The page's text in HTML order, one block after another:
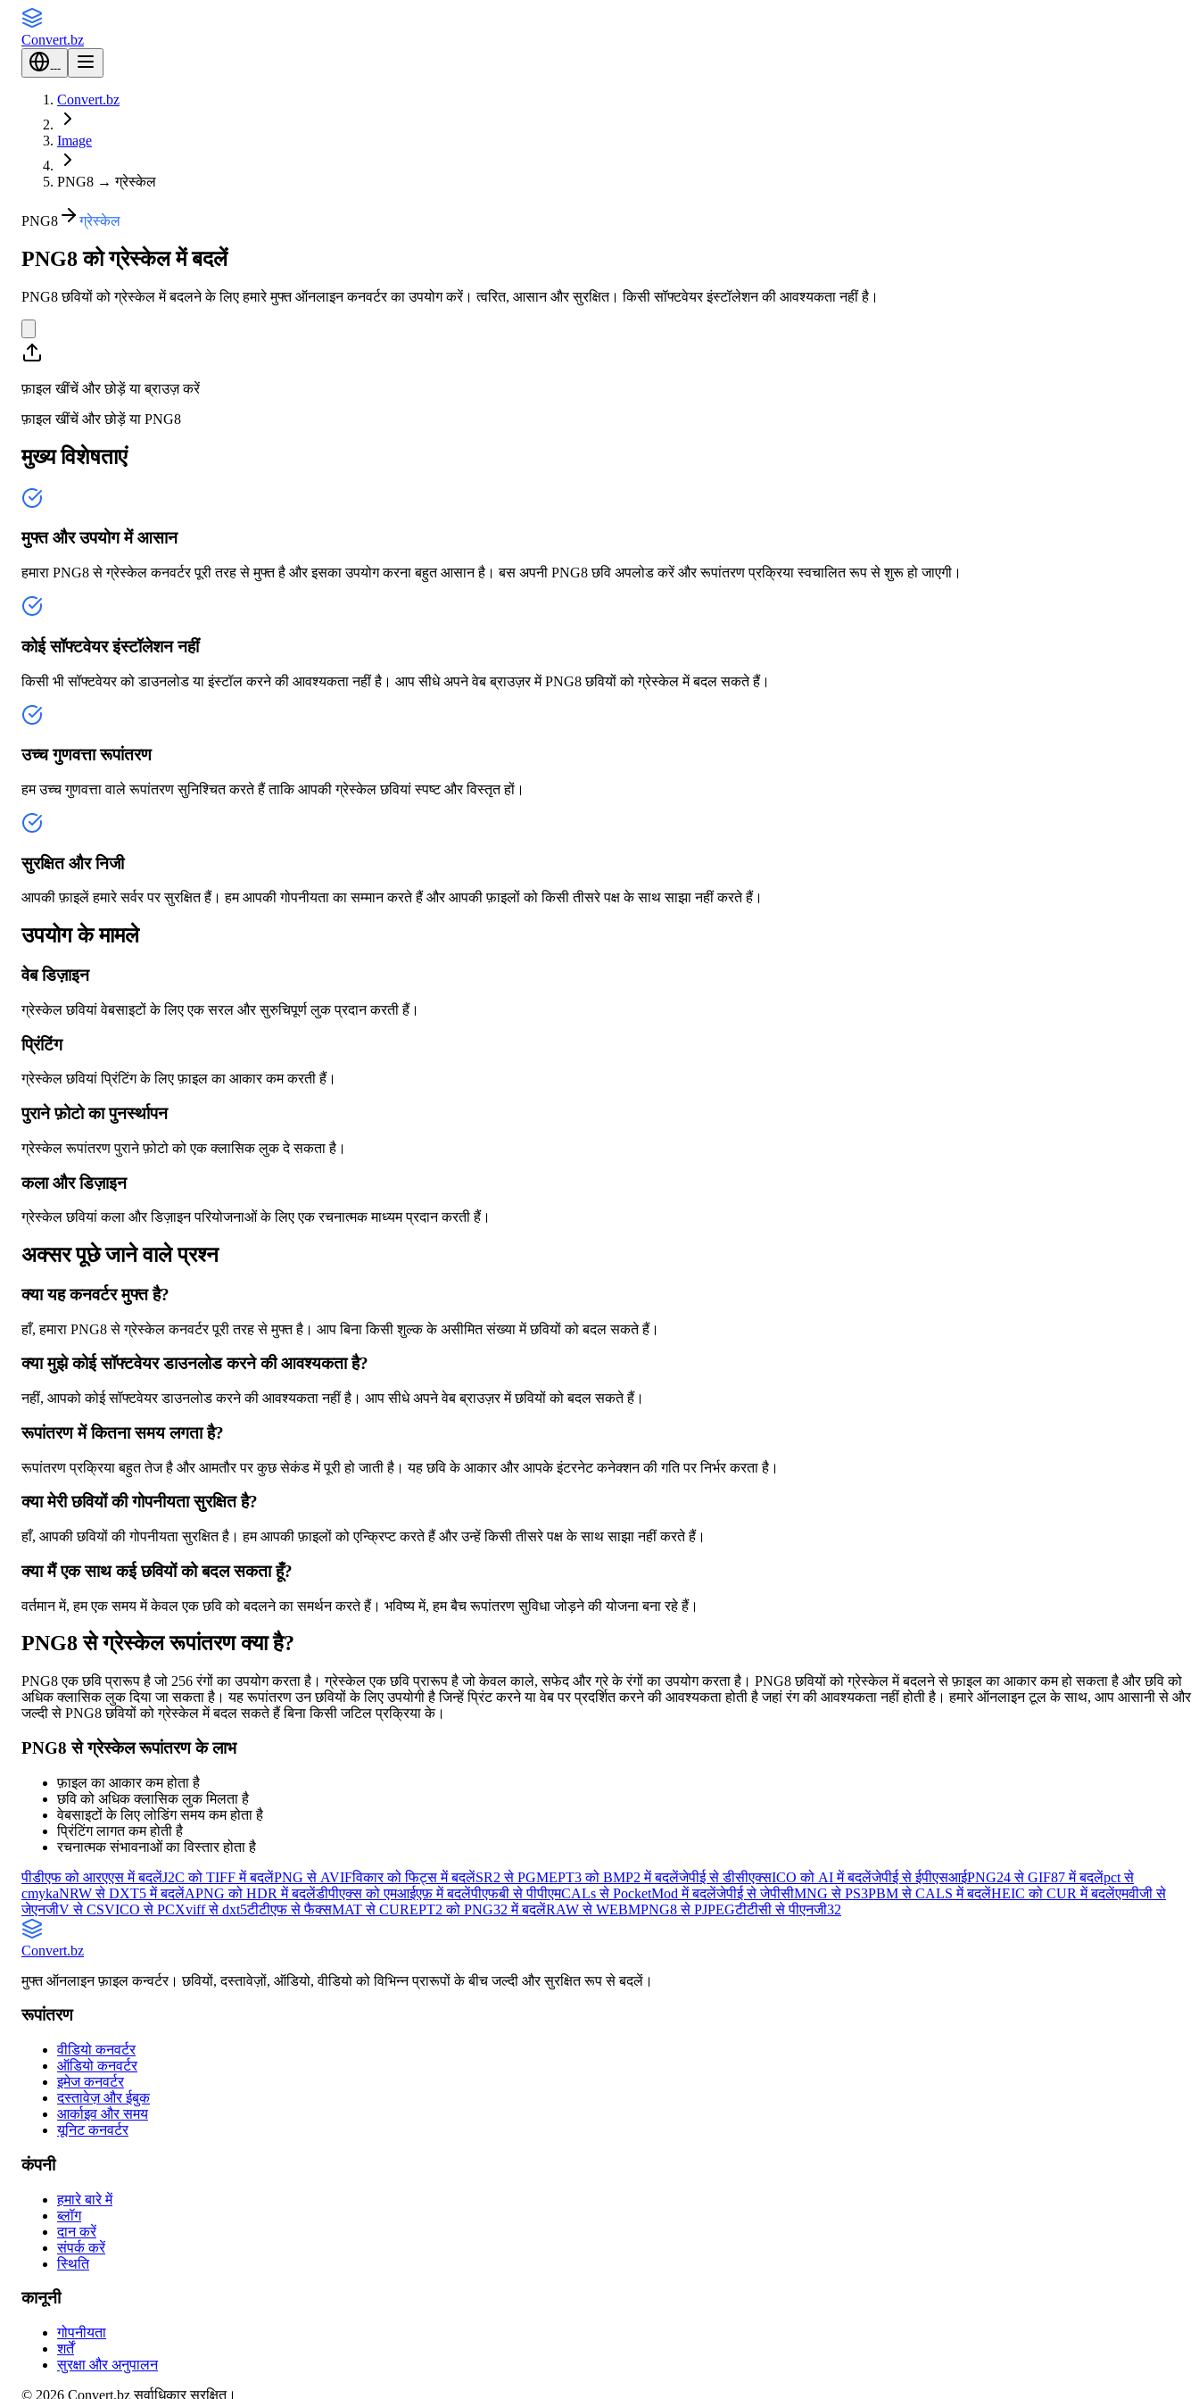
Convert.bz
---
Convert.bz
Image
PNG8 → ग्रेस्केल
PNG8 ग्रेस्केल
PNG8 को ग्रेस्केल में बदलें
PNG8 छवियों को ग्रेस्केल में बदलने के लिए हमारे मुफ्त ऑनलाइन कनवर्टर का उपयोग करें। त्वरित, आसान और सुरक्षित। किसी सॉफ्टवेयर इंस्टॉलेशन की आवश्यकता नहीं है।
फ़ाइल खींचें और छोड़ें या ब्राउज़ करें
फ़ाइल खींचें और छोड़ें या PNG8
मुख्य विशेषताएं
मुफ्त और उपयोग में आसान
हमारा PNG8 से ग्रेस्केल कनवर्टर पूरी तरह से मुफ्त है और इसका उपयोग करना बहुत आसान है। बस अपनी PNG8 छवि अपलोड करें और रूपांतरण प्रक्रिया स्वचालित रूप से शुरू हो जाएगी।
कोई सॉफ्टवेयर इंस्टॉलेशन नहीं
किसी भी सॉफ्टवेयर को डाउनलोड या इंस्टॉल करने की आवश्यकता नहीं है। आप सीधे अपने वेब ब्राउज़र में PNG8 छवियों को ग्रेस्केल में बदल सकते हैं।
उच्च गुणवत्ता रूपांतरण
हम उच्च गुणवत्ता वाले रूपांतरण सुनिश्चित करते हैं ताकि आपकी ग्रेस्केल छवियां स्पष्ट और विस्तृत हों।
सुरक्षित और निजी
आपकी फ़ाइलें हमारे सर्वर पर सुरक्षित हैं। हम आपकी गोपनीयता का सम्मान करते हैं और आपकी फ़ाइलों को किसी तीसरे पक्ष के साथ साझा नहीं करते हैं।
उपयोग के मामले
वेब डिज़ाइन
ग्रेस्केल छवियां वेबसाइटों के लिए एक सरल और सुरुचिपूर्ण लुक प्रदान करती हैं।
प्रिंटिंग
ग्रेस्केल छवियां प्रिंटिंग के लिए फ़ाइल का आकार कम करती हैं।
पुराने फ़ोटो का पुनर्स्थापन
ग्रेस्केल रूपांतरण पुराने फ़ोटो को एक क्लासिक लुक दे सकता है।
कला और डिज़ाइन
ग्रेस्केल छवियां कला और डिज़ाइन परियोजनाओं के लिए एक रचनात्मक माध्यम प्रदान करती हैं।
अक्सर पूछे जाने वाले प्रश्न
क्या यह कनवर्टर मुफ्त है?
हाँ, हमारा PNG8 से ग्रेस्केल कनवर्टर पूरी तरह से मुफ्त है। आप बिना किसी शुल्क के असीमित संख्या में छवियों को बदल सकते हैं।
क्या मुझे कोई सॉफ्टवेयर डाउनलोड करने की आवश्यकता है?
नहीं, आपको कोई सॉफ्टवेयर डाउनलोड करने की आवश्यकता नहीं है। आप सीधे अपने वेब ब्राउज़र में छवियों को बदल सकते हैं।
रूपांतरण में कितना समय लगता है?
रूपांतरण प्रक्रिया बहुत तेज है और आमतौर पर कुछ सेकंड में पूरी हो जाती है। यह छवि के आकार और आपके इंटरनेट कनेक्शन की गति पर निर्भर करता है।
क्या मेरी छवियों की गोपनीयता सुरक्षित है?
हाँ, आपकी छवियों की गोपनीयता सुरक्षित है। हम आपकी फ़ाइलों को एन्क्रिप्ट करते हैं और उन्हें किसी तीसरे पक्ष के साथ साझा नहीं करते हैं।
क्या मैं एक साथ कई छवियों को बदल सकता हूँ?
वर्तमान में, हम एक समय में केवल एक छवि को बदलने का समर्थन करते हैं। भविष्य में, हम बैच रूपांतरण सुविधा जोड़ने की योजना बना रहे हैं।
PNG8 से ग्रेस्केल रूपांतरण क्या है?
PNG8 एक छवि प्रारूप है जो 256 रंगों का उपयोग करता है। ग्रेस्केल एक छवि प्रारूप है जो केवल काले, सफेद और ग्रे के रंगों का उपयोग करता है। PNG8 छवियों को ग्रेस्केल में बदलने से फ़ाइल का आकार कम हो सकता है और छवि को
अधिक क्लासिक लुक दिया जा सकता है। यह रूपांतरण उन छवियों के लिए उपयोगी है जिन्हें प्रिंट करने या वेब पर प्रदर्शित करने की आवश्यकता होती है जहां रंग की आवश्यकता नहीं होती है। हमारे ऑनलाइन टूल के साथ, आप आसानी से और
जल्दी से PNG8 छवियों को ग्रेस्केल में बदल सकते हैं बिना किसी जटिल प्रक्रिया के।
PNG8 से ग्रेस्केल रूपांतरण के लाभ
फ़ाइल का आकार कम होता है
छवि को अधिक क्लासिक लुक मिलता है
वेबसाइटों के लिए लोडिंग समय कम होता है
प्रिंटिंग लागत कम होती है
रचनात्मक संभावनाओं का विस्तार होता है
पीडीएफ को आरएएस में बदलेंJ2C को TIFF में बदलेंPNG से AVIFविकार को फिट्स में बदलेंSR2 से PGMEPT3 को BMP2 में बदलेंजेपीई से डीसीएक्सICO को AI में बदलेंजेपीई से ईपीएसआईPNG24 से GIF87 में बदलेंpct से
cmykaNRW से DXT5 में बदलेंAPNG को HDR में बदलेंडीपीएक्स को एमआईएफ़ में बदलेंपीएफबी से पीपीएमCALs से PocketMod में बदलेंजेपीई से जेपीसीMNG से PS3PBM से CALS में बदलेंHEIC को CUR में बदलेंएमवीजी से
जेएनजीV से CSVICO से PCXviff से dxt5टीटीएफ से फैक्सMAT से CUREPT2 को PNG32 में बदलेंRAW से WEBMPNG8 से PJPEGटीटीसी से पीएनजी32
Convert.bz
मुफ्त ऑनलाइन फ़ाइल कन्वर्टर। छवियों, दस्तावेज़ों, ऑडियो, वीडियो को विभिन्न प्रारूपों के बीच जल्दी और सुरक्षित रूप से बदलें।
रूपांतरण
वीडियो कनवर्टर
ऑडियो कनवर्टर
इमेज कनवर्टर
दस्तावेज़ और ईबुक
आर्काइव और समय
यूनिट कनवर्टर
कंपनी
हमारे बारे में
ब्लॉग
दान करें
संपर्क करें
स्थिति
कानूनी
गोपनीयता
शर्तें
सुरक्षा और अनुपालन
© 2026 Convert.bzसर्वाधिकार सुरक्षित।